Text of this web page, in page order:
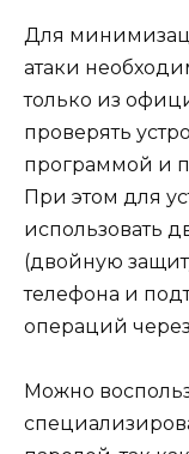
Для
атаки
только из
проверять
программой и
При этом для
использовать
(двойную
телефона и
операций
Можно